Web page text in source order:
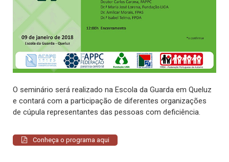
O seminário será realizado na Escola da Guarda em Queluz
e contará com a participação de diferentes organizações
de cúpula representantes das pessoas com deficiência.
Conheça o programa aqui